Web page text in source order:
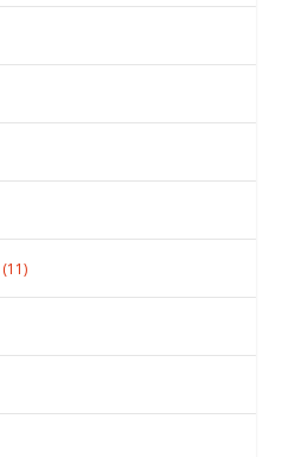
(11)